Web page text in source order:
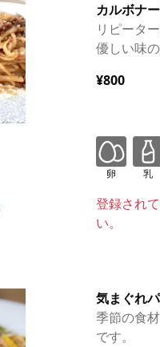
カルボナ
リピータ
優しい味
¥800
卵 乳
登録され
い。
気まぐれ
季節の食
です。